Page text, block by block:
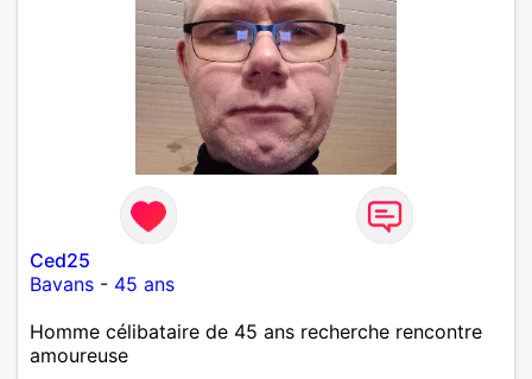
Ced25
Bavans - 45 ans
Homme célibataire de 45 ans recherche rencontre
amoureuse